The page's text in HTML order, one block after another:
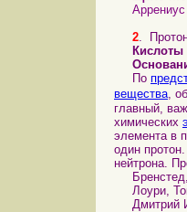
Аррениус
2 .
Кислоты
По
вещества ,
главный,
химических
элемента в
один
нейтрона.
Бренстед,
Лоури,
Дмитрий